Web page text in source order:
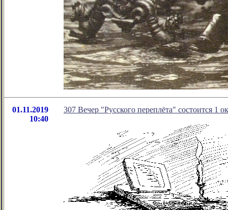
01.11.2019
10:40
307 Вечер "Русского переплёта" состоится 1